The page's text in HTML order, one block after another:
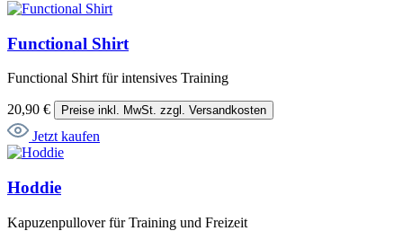
Functional Shirt
Functional Shirt für intensives Training
20,90 € Preise inkl. MwSt. zzgl. Versandkosten
Jetzt kaufen
Hoddie
Kapuzenpullover für Training und Freizeit